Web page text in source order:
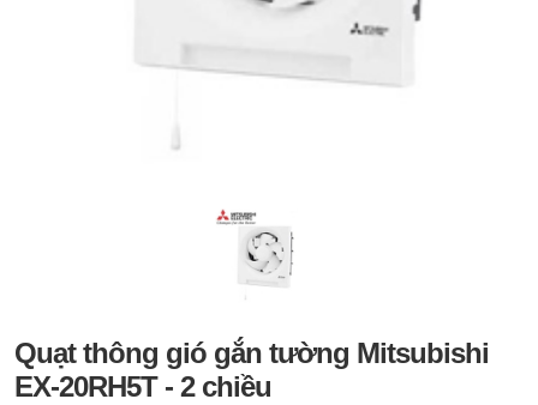
Quạt thông gió gắn tường Mitsubishi
EX-20RH5T - 2 chiều